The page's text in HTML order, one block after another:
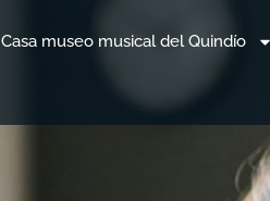
Casa museo musical del Quindío